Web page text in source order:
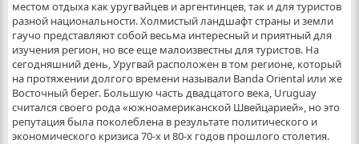
местом отдыха как уругвайцев и аргентинцев, так и для туристов
разной национальности.Холмистый ландшафт страны и земли
гаучо представляют собой весьма интересный и приятный для
изучения регион, но все еще малоизвестны для туристов. На
сегодняшний день, Уругвай расположен в том регионе, который
на протяжении долгого времени называли Banda Oriental или же
Восточный берег. Большую часть двадцатого века, Uruguay
считался своего рода «южноамериканской Швейцарией», но это
репутация была поколеблена в результате политического и
экономического кризиса 70-х и 80-х годов прошлого столетия.